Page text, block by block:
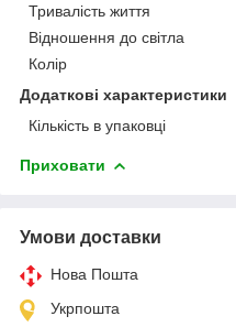
Тривалість життя
Відношення до світла
Колір
Додаткові характеристики
Кількість в упаковці
Приховати
Умови доставки
Нова Пошта
Укрпошта